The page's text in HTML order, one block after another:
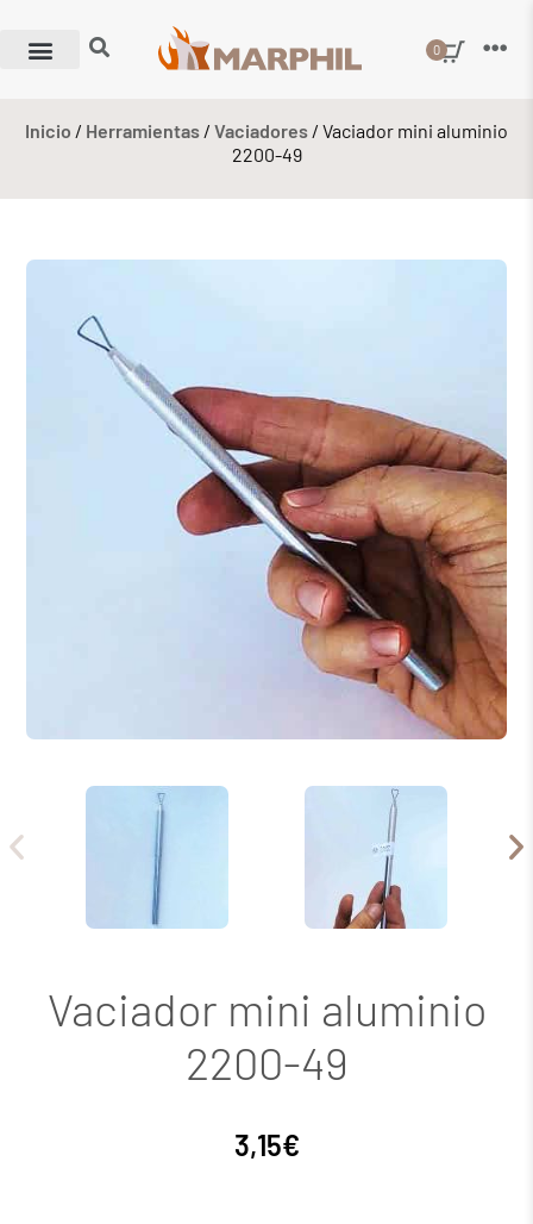
0
Inicio / Herramientas / Vaciadores / Vaciador mini aluminio
2200-49
Vaciador mini aluminio
2200-49
3,15€